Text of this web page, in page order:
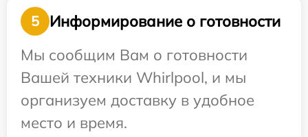
5
Информирование о готовности
Мы сообщим Вам о готовности
Вашей техники Whirlpool, и мы
организуем доставку в удобное
место и время.